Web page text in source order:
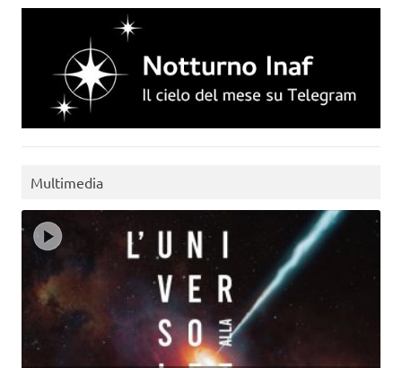
Multimedia